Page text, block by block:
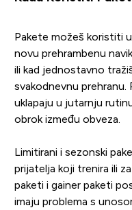
Pakete možeš koristiti
novu prehrambenu
ili kad jednostavno
svakodnevnu
uklapaju u jutarnju
obrok između obveza.
Limitirani i sezonski
prijatelja koji trenira ili
paketi i gainer paketi
imaju problema s